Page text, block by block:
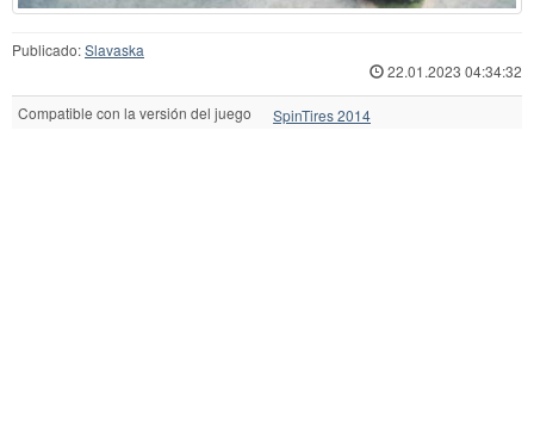
Publicado:Slavaska
22.01.2023 04:34:32
Compatible con la versión del juego SpinTires 2014